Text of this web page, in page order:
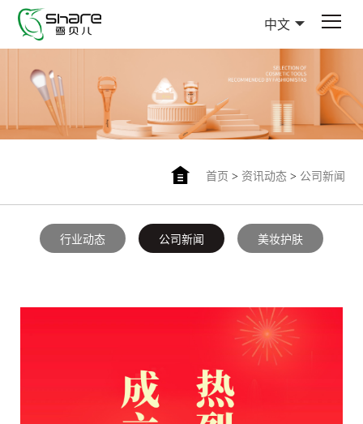
中文
首页 > 资讯动态> 公司新闻
行业动态 公司新闻 美妆护肤